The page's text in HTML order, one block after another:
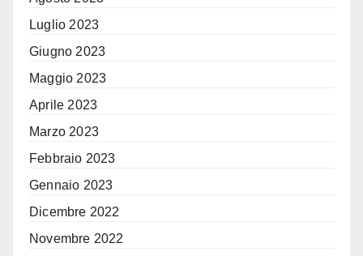
Luglio 2023
Giugno 2023
Maggio 2023
Aprile 2023
Marzo 2023
Febbraio 2023
Gennaio 2023
Dicembre 2022
Novembre 2022